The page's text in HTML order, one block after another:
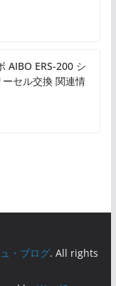
AIBO ERS-200 シ
セル交換 関連情
・ブログ. All rights